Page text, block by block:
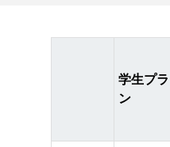
学生プラ
ン